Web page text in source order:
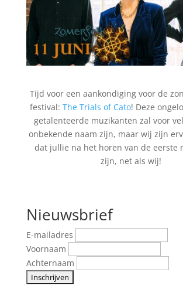
Tijd voor een aankondiging voor de
festival:The Trials of Cato! Deze
getalenteerde muzikanten zal voor
onbekende naam zijn, maar wij zijn
dat jullie na het horen van de eerste
zijn, net als wij!
Nieuwsbrief
E-mailadres
Voornaam
Achternaam